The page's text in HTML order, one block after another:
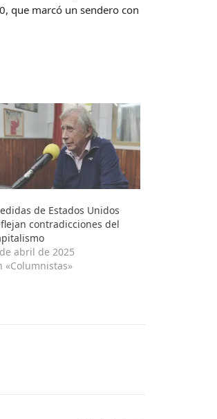
que marcó un sendero con
de Estados Unidos
contradicciones del
abril de 2025
«Columnistas»